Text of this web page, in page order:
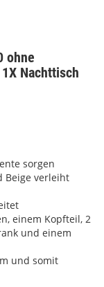
ohne
Nachttisch
sorgen
Beige verleiht
einem Kopfteil, 2
und einem
und somit